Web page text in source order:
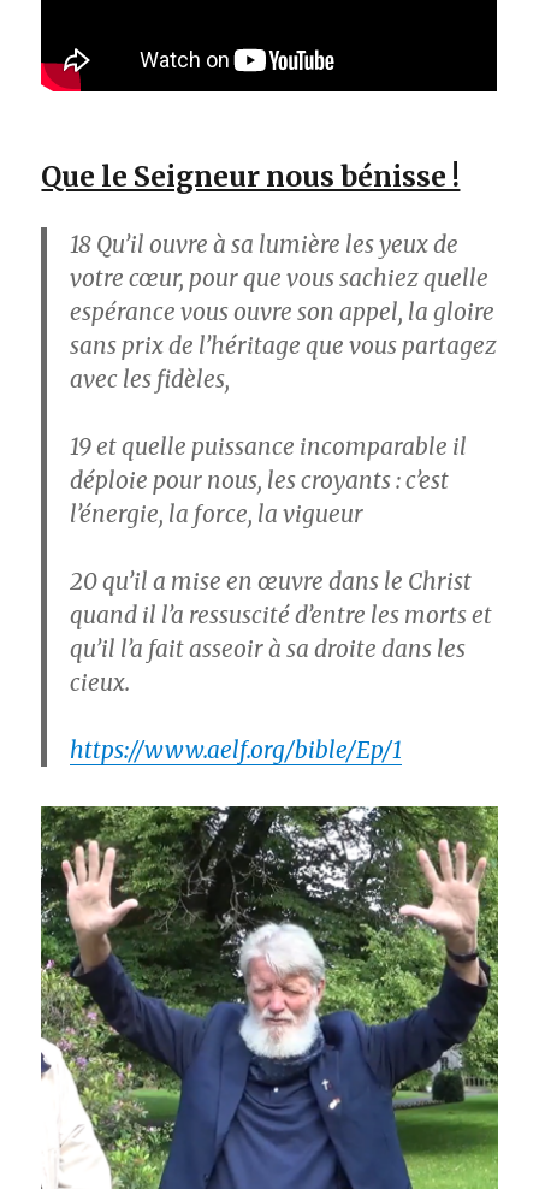
Que le Seigneur nous bénisse !
18 Qu’il ouvre à sa lumière les yeux de
votre cœur, pour que vous sachiez quelle
espérance vous ouvre son appel, la gloire
sans prix de l’héritage que vous partagez
avec les fidèles,
19et quelle puissance incomparable il
déploie pour nous, les croyants : c’est
l’énergie, la force, la vigueur
20qu’il a mise en œuvre dans le Christ
quand il l’a ressuscité d’entre les morts et
qu’il l’a fait asseoir à sa droite dans les
cieux.
https://www.aelf.org/bible/Ep/1